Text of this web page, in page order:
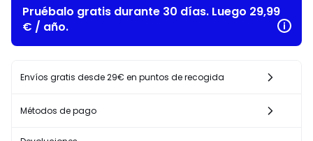
Pruébalo gratis durante 30 días. Luego 29,99
€ / año.
Envíos gratis desde 29€ en puntos de recogida
Métodos de pago